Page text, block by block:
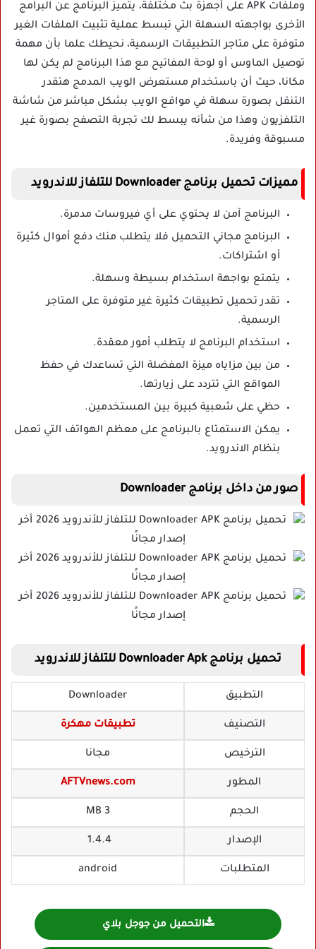
وملفات APK على أجهزة بث مختلفة، يتميز البرنامج عن البرامج
الأخرى بواجهته السهلة التي تبسط عملية تثبيت الملفات الغير
متوفرة على متاجر التطبيقات الرسمية، نحيطك علما بأن مهمة
توصيل الماوس أو لوحة المفاتيح مع هذا البرنامج لم يكن لها
مكانا، حيث أن باستخدام مستعرض الويب المدمج هتقدر
التنقل بصورة سهلة في مواقع الويب بشكل مباشر من شاشة
التلفزيون وهذا من شأنه يبسط لك تجربة التصفح بصورة غير
مسبوقة وفريدة.
مميزات تحميل برنامج Downloader للتلفاز للاندرويد
البرنامج آمن لا يحتوي على أي فيروسات مدمرة.
البرنامج مجاني التحميل فلا يتطلب منك دفع أموال كثيرة
أو اشتراكات.
يتمتع بواجهة استخدام بسيطة وسهلة.
تقدر تحميل تطبيقات كثيرة غير متوفرة على المتاجر
الرسمية.
استخدام البرنامج لا يتطلب أمور معقدة.
من بين مزاياه ميزة المفضلة التي تساعدك في حفظ
المواقع التي تتردد على زيارتها.
حظي على شعبية كبيرة بين المستخدمين.
يمكن الاستمتاع بالبرنامج على معظم الهواتف التي تعمل
بنظام الاندرويد.
صور من داخل برنامج Downloader
تحميل برنامج Downloader Apk للتلفاز للاندرويد
التطبيق Downloader
التصنيف تطبيقات مهكرة
الترخيص مجانا
المطور AFTVnews.com
الحجم 3 MB
الإصدار 1.4.4
المتطلبات android
التحميل من جوجل بلاي